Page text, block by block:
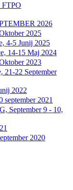
FTPO
2026
2025
4-5 Junij 2025
14-15 Maj 2024
2023
21-22 September
2022
september 2021
September 9 - 10,
2020